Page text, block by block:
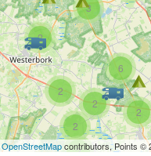
2
2
2
2
2
2
3
6
OpenStreetMapcontributors, Points ©